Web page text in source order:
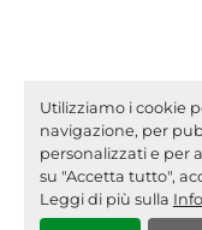
Utilizziamo i cookie
navigazione, per
personalizzati e per
su "Accetta tutto",
Leggi di più sulla
Machinio